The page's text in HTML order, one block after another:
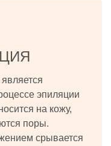
эпиляции
на кожу,
поры.
срывается